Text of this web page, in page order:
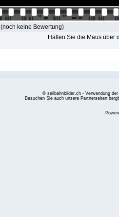
(noch keine Bewertung)
Halten Sie die Maus über
© seilbahnbilder.ch - Verwendung
Besuchen Sie auch unsere Partnerseiten